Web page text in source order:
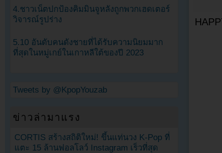
4.ชาวเน็ตปกป้องคิมมินจูหลังถูกพวกเฮดเตอร์
วิจารณ์รูปร่าง
5.10 อันดับคนดังชายที่ได้รับความนิยมมาก
ที่สุดในหมู่เกย์ในเกาหลีใต้ของปี 2023
Tweets by @KpopYouzab
ข่าวล่ามาแรง
CORTIS สร้างสถิติใหม่! ขึ้นแท่นวง K-Pop ที่
แตะ 15 ล้านฟอลโลว์ Instagram เร็วที่สุด